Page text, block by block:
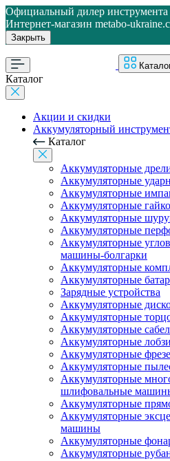
Официальный дилер инструмента
Интернет-магазин metabo-
Закрыть
Каталог
Акции и скидки
Аккумуляторный
Каталог
Аккумуляторные
Аккумуляторные
Аккумуляторные
Аккумуляторные
Аккумуляторные
Аккумуляторные
Аккумуляторные
машины-болгарки
Аккумуляторные
Аккумуляторные
Зарядные устройства
Аккумуляторные
Аккумуляторные
Аккумуляторные
Аккумуляторные
Аккумуляторные
Аккумуляторные
Аккумуляторные
шлифовальные
Аккумуляторные
Аккумуляторные
машины
Аккумуляторные
Аккумуляторные